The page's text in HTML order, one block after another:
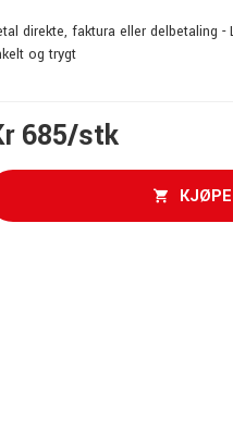
direkte, faktura eller delbetaling
og trygt
685/stk
KJØPE